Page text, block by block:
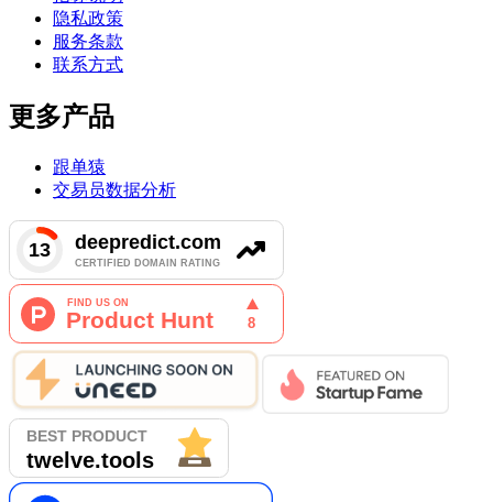
隐私政策
服务条款
联系方式
更多产品
跟单猿
交易员数据分析